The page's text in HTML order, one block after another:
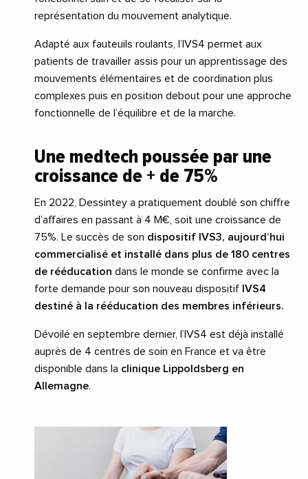
représentation du mouvement analytique.
Adapté aux fauteuils roulants, l’IVS4 permet aux
patients de travailler assis pour un apprentissage des
mouvements élémentaires et de coordination plus
complexes puis en position debout pour une approche
fonctionnelle de l’équilibre et de la marche.
Une medtech poussée par une
croissance de + de 75%
En 2022, Dessintey a pratiquement doublé son chiffre
d’affaires en passant à 4 M€, soit une croissance de
75%. Le succès de son dispositif IVS3, aujourd’hui
commercialisé et installé dans plus de 180 centres
de rééducation dans le monde se confirme avec la
forte demande pour son nouveau dispositif IVS4
destiné à la rééducation des membres inférieurs.
Dévoilé en septembre dernier, l’IVS4 est déjà installé
auprès de 4 centres de soin en France et va être
disponible dans la clinique Lippoldsberg en
Allemagne.